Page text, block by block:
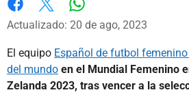
Facebook
X
Actualizado: 20 de ago, 2023
El equipo Español de futbol
del mundo en el Mundial Femenino
Zelanda 2023, tras vencer a la